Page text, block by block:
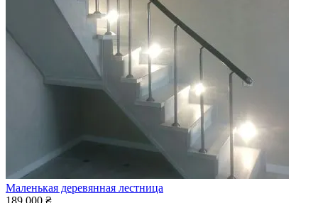
Маленькая деревянная лестница
189 000 ₴